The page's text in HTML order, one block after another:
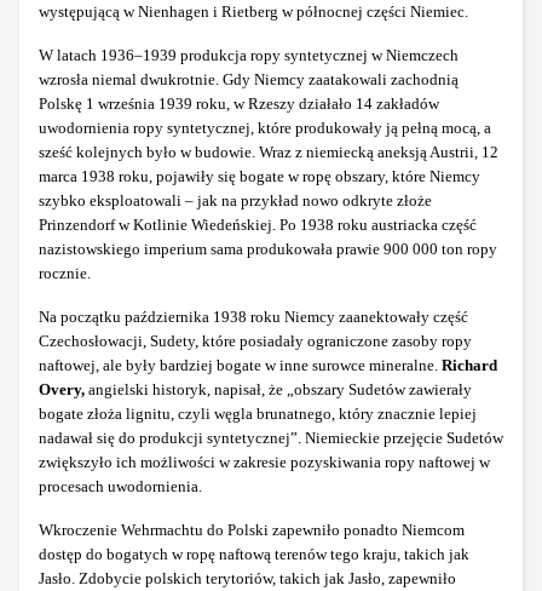
występującą w Nienhagen i Rietberg w północnej części Niemiec.
W latach 1936–1939 produkcja ropy syntetycznej w Niemczech
wzrosła niemal dwukrotnie. Gdy Niemcy zaatakowali zachodnią
Polskę 1 września 1939 roku, w Rzeszy działało 14 zakładów
uwodornienia ropy syntetycznej, które produkowały ją pełną mocą, a
sześć kolejnych było w budowie. Wraz z niemiecką aneksją Austrii, 12
marca 1938 roku, pojawiły się bogate w ropę obszary, które Niemcy
szybko eksploatowali – jak na przykład nowo odkryte złoże
Prinzendorf w Kotlinie Wiedeńskiej. Po 1938 roku austriacka część
nazistowskiego imperium sama produkowała prawie 900 000 ton ropy
rocznie.
Na początku października 1938 roku Niemcy zaanektowały część
Czechosłowacji, Sudety, które posiadały ograniczone zasoby ropy
naftowej, ale były bardziej bogate w inne surowce mineralne. Richard
Overy, angielski historyk, napisał, że „obszary Sudetów zawierały
bogate złoża lignitu, czyli węgla brunatnego, który znacznie lepiej
nadawał się do produkcji syntetycznej”. Niemieckie przejęcie Sudetów
zwiększyło ich możliwości w zakresie pozyskiwania ropy naftowej w
procesach uwodornienia.
Wkroczenie Wehrmachtu do Polski zapewniło ponadto Niemcom
dostęp do bogatych w ropę naftową terenów tego kraju, takich jak
Jasło. Zdobycie polskich terytoriów, takich jak Jasło, zapewniło